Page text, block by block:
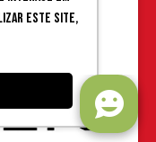
este site,